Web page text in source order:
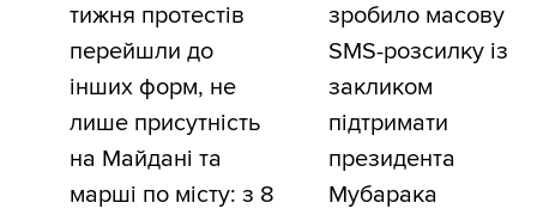
тижня протестів
перейшли до
інших форм, не
лише присутність
на Майдані та
марші по місту: з 8
зробило масову
SMS-розсилку із
закликом
підтримати
президента
Мубарака